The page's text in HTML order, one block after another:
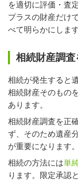
を適切に評価・査
プラスの財産だけ
べて明らかにします
相続財産調
相続が発生すると
相続財産そのもの
あります。
相続財産調査を正
ず、そのため遺産
が重要になります。
相続の方法には単
ります。限定承認